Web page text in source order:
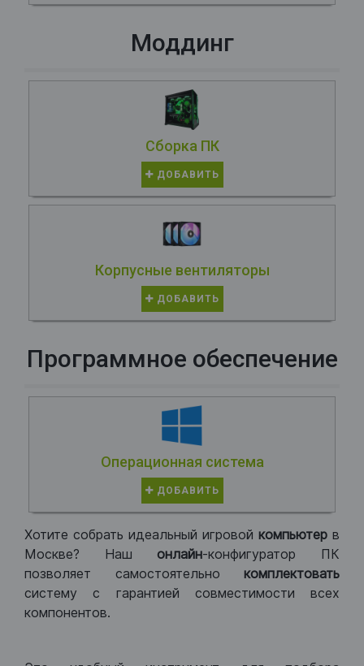
Моддинг
Сборка ПК
ДОБАВИТЬ
Корпусные вентиляторы
ДОБАВИТЬ
Программное обеспечение
Операционная система
ДОБАВИТЬ
Хотите собрать идеальный игровой компьютер в
Москве? Нашонлайн-конфигуратор ПК
позволяет самостоятельно комплектовать
систему с гарантией совместимости всех
компонентов.